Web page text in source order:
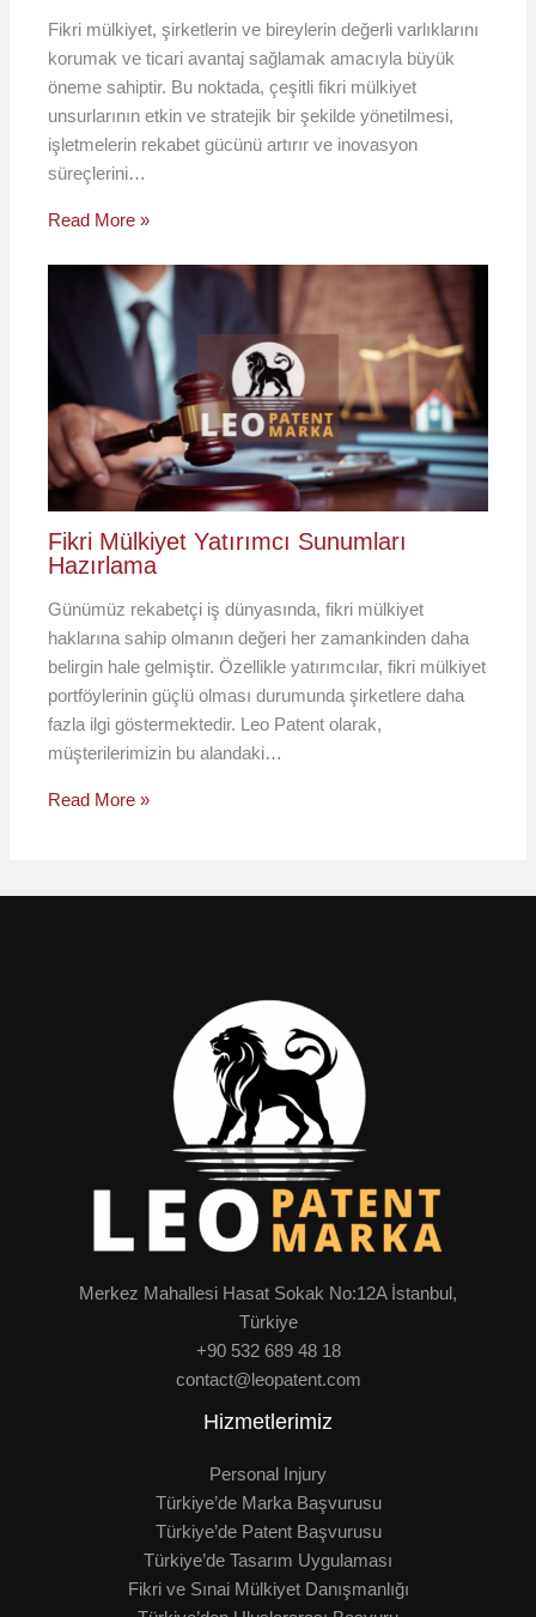
Fikri mülkiyet, şirketlerin ve bireylerin değerli varlıklarını
korumak ve ticari avantaj sağlamak amacıyla büyük
öneme sahiptir. Bu noktada, çeşitli fikri mülkiyet
unsurlarının etkin ve stratejik bir şekilde yönetilmesi,
işletmelerin rekabet gücünü artırır ve inovasyon
süreçlerini…
Read More »
Fikri Mülkiyet Yatırımcı Sunumları
Hazırlama
Günümüz rekabetçi iş dünyasında, fikri mülkiyet
haklarına sahip olmanın değeri her zamankinden daha
belirgin hale gelmiştir. Özellikle yatırımcılar, fikri mülkiyet
portföylerinin güçlü olması durumunda şirketlere daha
fazla ilgi göstermektedir. Leo Patent olarak,
müşterilerimizin bu alandaki…
Read More »
Merkez Mahallesi Hasat Sokak No:12A İstanbul,
Türkiye
+90 532 689 48 18
contact@leopatent.com
Hizmetlerimiz
Personal Injury
Türkiye’de Marka Başvurusu
Türkiye’de Patent Başvurusu
Türkiye’de Tasarım Uygulaması
Fikri ve Sınai Mülkiyet Danışmanlığı